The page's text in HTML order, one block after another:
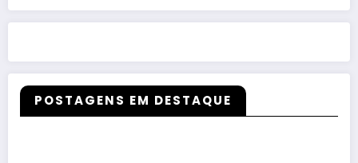
POSTAGENS EM DESTAQUE